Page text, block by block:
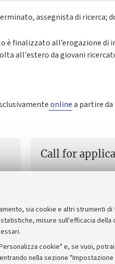
sia cookie e altri strumenti
misure sull'efficacia
cookie" e, se vuoi,
nella sezione
assegnista di ricerca;
è finalizzato all’erogazione di
all'estero da giovani
onlinea partire
Call for